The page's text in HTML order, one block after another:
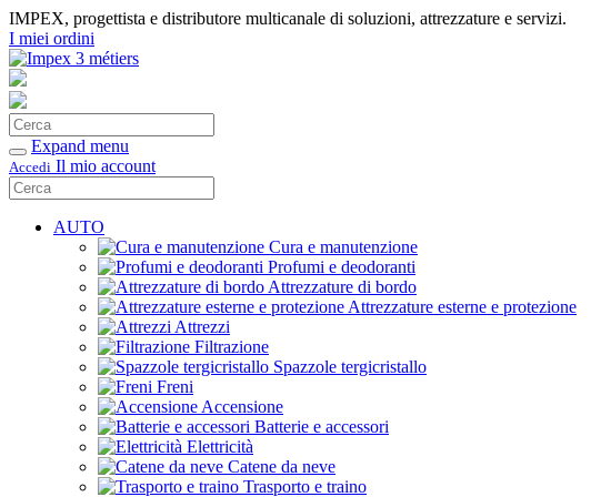
IMPEX, progettista e distributore multicanale di soluzioni, attrezzature e servizi.
I miei ordini
Cerca
Conferma
Expand menu
Accedi Il mio account
Cerca
AUTO
Cura e manutenzione
Profumi e deodoranti
Attrezzature di bordo
Attrezzature esterne e protezione
Attrezzi
Filtrazione
Spazzole tergicristallo
Freni
Accensione
Batterie e accessori
Elettricità
Catene da neve
Trasporto e traino